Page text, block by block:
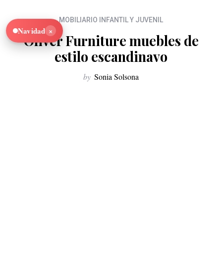
MOBILIARIO INFANTIL Y JUVENIL
Oliver Furniture muebles de
estilo escandinavo
by Sonia Solsona
Navidad ×